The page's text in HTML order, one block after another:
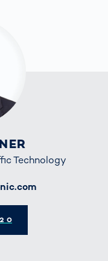
Technology
0